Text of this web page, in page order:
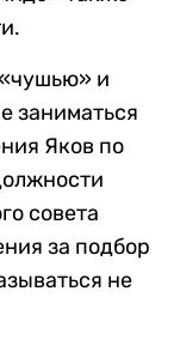
и
заниматься
Яков по
совета
за подбор
не